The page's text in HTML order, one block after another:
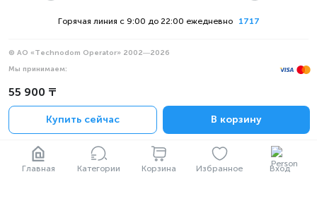
Главная Категории Корзина Избранное Вход
55 900 ₸
Купить сейчас В корзину
1717
Горячая линия с 9:00 до 22:00 ежедневно
© АО «Technodom Operator» 2002—2026
Мы принимаем: